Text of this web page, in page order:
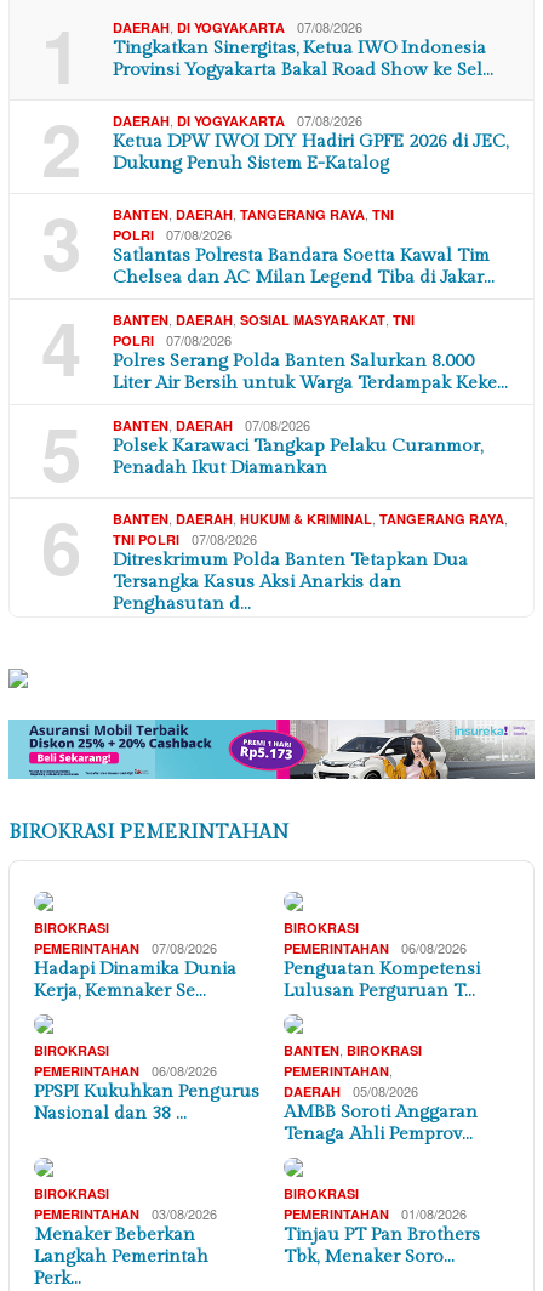
1 DAERAH DI YOGYAKARTA 07/08/2026
Tingkatkan Sinergitas, Ketua IWO Indonesia
Provinsi Yogyakarta Bakal Road Show ke Sel…
2 DAERAH DI YOGYAKARTA 07/08/2026
Ketua DPW IWOI DIY Hadiri GPFE 2026 di JEC,
Dukung Penuh Sistem E-Katalog
3 BANTEN DAERAH TANGERANG RAYA TNI
POLRI
07/08/2026
Satlantas Polresta Bandara Soetta Kawal Tim
Chelsea dan AC Milan Legend Tiba di Jakar…
4 BANTEN DAERAH SOSIAL MASYARAKAT TNI
POLRI
07/08/2026
Polres Serang Polda Banten Salurkan 8.000
Liter Air Bersih untuk Warga Terdampak Keke…
5 BANTEN DAERAH 07/08/2026
Polsek Karawaci Tangkap Pelaku Curanmor,
Penadah Ikut Diamankan
6 BANTEN DAERAH HUKUM & KRIMINAL TANGERANG RAYA
TNI POLRI 07/08/2026
Ditreskrimum Polda Banten Tetapkan Dua
Tersangka Kasus Aksi Anarkis dan
Penghasutan d…
BIROKRASI PEMERINTAHAN
BIROKRASI
PEMERINTAHAN
07/08/2026
Hadapi Dinamika Dunia
Kerja, Kemnaker Se…
BIROKRASI
PEMERINTAHAN
06/08/2026
Penguatan Kompetensi
Lulusan Perguruan T…
BIROKRASI
PEMERINTAHAN
06/08/2026
PPSPI Kukuhkan Pengurus
Nasional dan 38 …
BANTEN, BIROKRASI
PEMERINTAHAN,
DAERAH 05/08/2026
AMBB Soroti Anggaran
Tenaga Ahli Pemprov…
BIROKRASI
PEMERINTAHAN
03/08/2026
Menaker Beberkan
Langkah Pemerintah
Perk…
BIROKRASI
PEMERINTAHAN
01/08/2026
Tinjau PT Pan Brothers
Tbk, Menaker Soro…